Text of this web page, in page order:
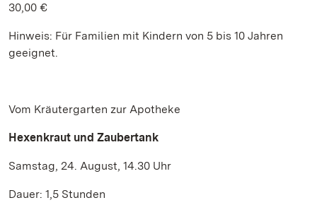
30,00 €
Hinweis: Für Familien mit Kindern von 5 bis 10 Jahren
geeignet.
Vom Kräutergarten zur Apotheke
Hexenkraut und Zaubertank
Samstag, 24. August, 14.30 Uhr
Dauer: 1,5 Stunden